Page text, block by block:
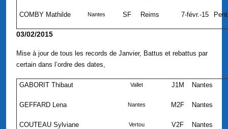
COMBY Mathilde Nantes SF Reims 7-févr.-15
03/02/2015
Mise à jour de tous les records de Janvier, Battus et rebattus par
certain dans l’ordre des dates,
GABORIT Thibaut Vallet J1M Nantes
GEFFARD Lena Nantes M2F Nantes
COUTEAU Sylviane Vertou V2F Nantes